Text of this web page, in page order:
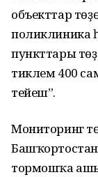
объекттар
поликлиника
пункттары
тиклем 400
тейеш”.
Мониторинг
тормошҡа